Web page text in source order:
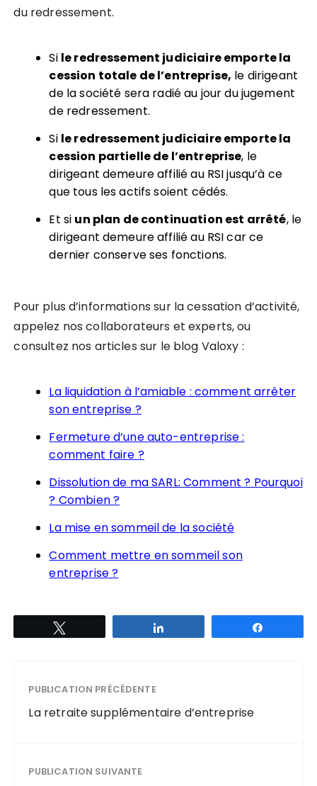
du redressement.
Si le redressement judiciaire emporte la
cession totale de l’entreprise, le dirigeant
de la société sera radié au jour du jugement
de redressement.
Si le redressement judiciaire emporte la
cession partielle de l’entreprise, le
dirigeant demeure affilié au RSI jusqu’à ce
que tous les actifs soient cédés.
Et si un plan de continuation est arrêté, le
dirigeant demeure affilié au RSI car ce
dernier conserve ses fonctions.
Pour plus d’informations sur la cessation d’activité,
appelez nos collaborateurs et experts, ou
consultez nos articles sur le blog Valoxy :
La liquidation à l’amiable : comment arrêter
son entreprise ?
Fermeture d’une auto-entreprise :
comment faire ?
Dissolution de ma SARL: Comment ? Pourquoi
? Combien ?
La mise en sommeil de la société
Comment mettre en sommeil son
entreprise ?
PUBLICATION PRÉCÉDENTE
La retraite supplémentaire d’entreprise
PUBLICATION SUIVANTE